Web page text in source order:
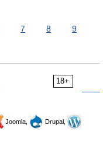
7 8
9
18+
Joomla,
Drupal,